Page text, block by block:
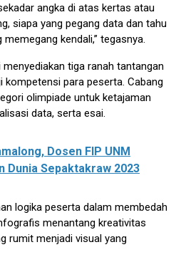
angka di atas kertas atau
siapa yang pegang data dan tahu
kendali,” tegasnya.
tiga ranah tantangan
kompetensi para peserta. Cabang
olimpiade untuk ketajaman
data, serta esai.
Dosen FIP UNM
Dunia Sepaktakraw 2023
logika peserta dalam membedah
menantang kreativitas
rumit menjadi visual yang